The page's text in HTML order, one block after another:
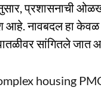
प्रशासनाची ओळख
आहे. नावबदल हा केवळ
सांगितले जात
housing